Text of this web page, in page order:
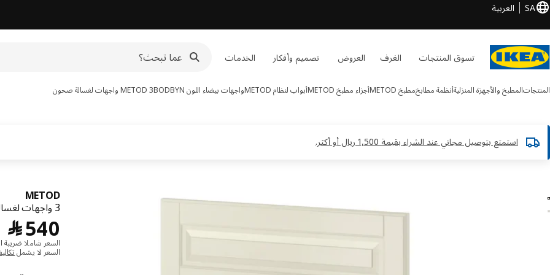
SA العربية
تسوق المنتجات الغرف العروض تصميم وأفكار الخدمات
المنتجاتالمطبخ والأجهزة المنزليةأنظمة مطابخمطبخ METOD أجزاء مطبخ METOD أبواب لنظام METOD واجهات بيضاء اللون BODBYN METOD 3 واجهات لغسالة صحون
استمتع بتوصيل مجاني عند الشراء بقيمة 1,500 ريال أو أكثر.​
2 METOD الصور الصور
METOD
3 واجهات لغسالة صحون, Bodbyn أبيض-عاجي,
﷼540
السعر شاملا ضريبة
السعر لا يشمل